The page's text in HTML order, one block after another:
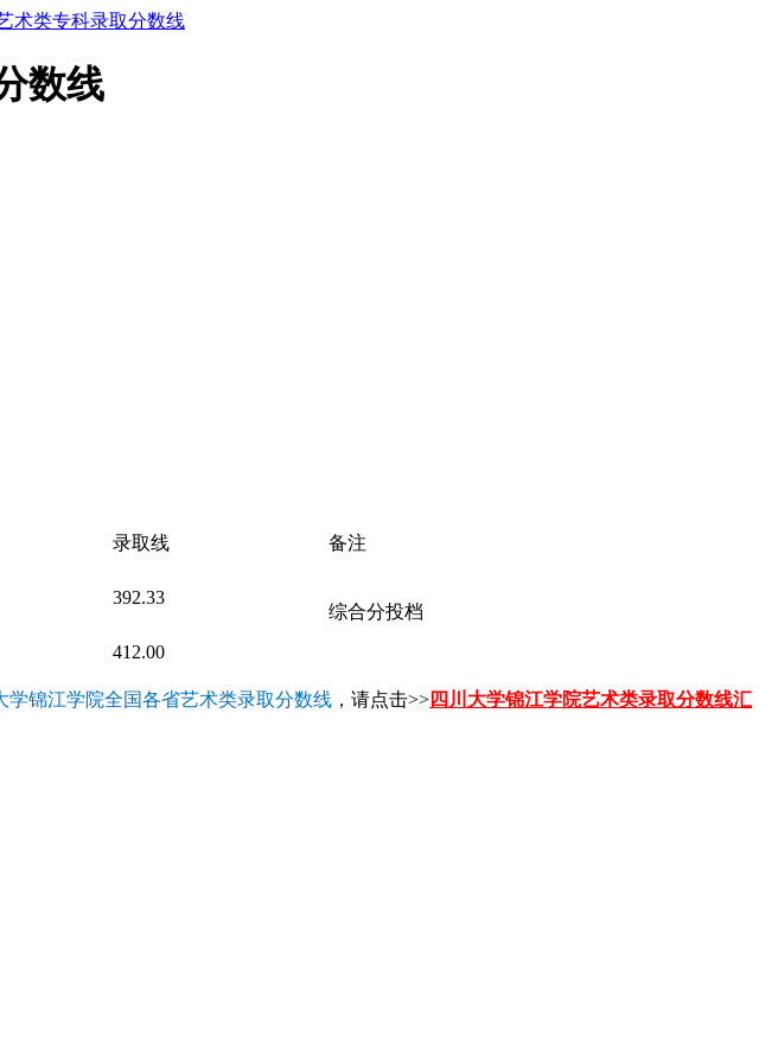
术类专科录取分数线
数线
录取线 备注
392.33
综合分投档
412.00
学锦江学院全国各省艺术类录取分数线 ，请点击>>四川大学锦江学院艺术类录取分数线汇